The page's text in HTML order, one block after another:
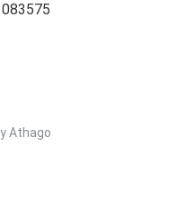
Athago